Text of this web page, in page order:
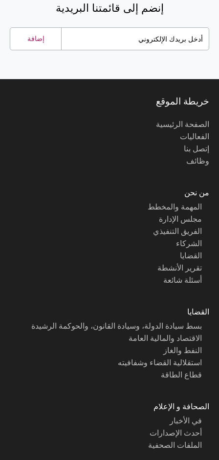
إنضم إلى قائمتنا البريدية
إضافة
خريطة الموقع
الصفحة الرئيسية
الفعاليات
إتصل بنا
وظائف
من نحن
المهمة والمخطط
مجلس الإدارة
الفريق التنفيذي
الشركاء
القضايا
تقرير الأنشطة
أسئلة شائعة
القضايا
بسط سيادة الدولة، وسيادة القانون، والحوكمة الرشيدة
الاقتصاد والمالية العامة
النفط والغاز
استقلالية القضاء وشفافيته
قطاع الطاقة
الصحافة و الإعلام
في الأخبار
أحدث الإصدارات
الملفات الصحفية